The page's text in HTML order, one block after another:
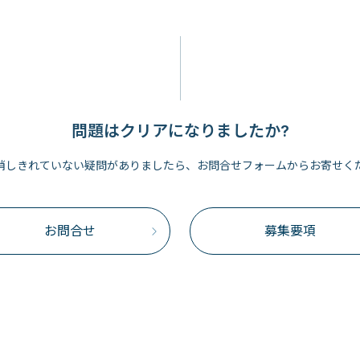
問題はクリアになりましたか?
しきれていない疑問がありましたら、お問合せフォームからお寄せく
お問合せ 募集要項